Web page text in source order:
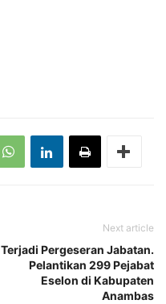
Next article
Terjadi Pergeseran Jabatan.
Pelantikan 299 Pejabat
Eselon di Kabupaten
Anambas